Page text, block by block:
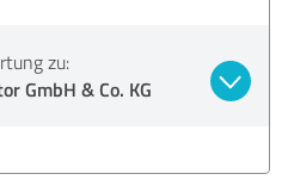
zu:
GmbH & Co. KG